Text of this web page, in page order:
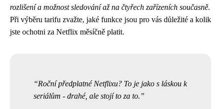
rozlišení a možnost sledování až na čtyřech zařízeních současně.
Při výběru tarifu zvažte, jaké funkce jsou pro vás důležité a kolik
jste ochotni za Netflix měsíčně platit.
Roční předplatné Netflixu? To je jako s láskou k
seriálům - drahé, ale stojí to za to.